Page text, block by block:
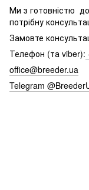
Ми з готовністю
потрібну
Замовте
Телефон (та viber):
office@breeder.ua
Telegram